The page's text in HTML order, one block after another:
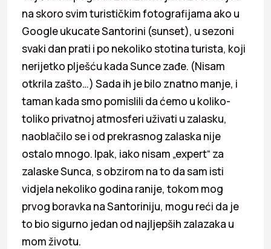
na skoro svim turističkim fotografijama ako u
Google ukucate Santorini (sunset), u sezoni
svaki dan prati i po nekoliko stotina turista, koji
nerijetko plješću kada Sunce zađe. (Nisam
otkrila zašto…) Sada ih je bilo znatno manje, i
taman kada smo pomislili da ćemo u koliko-
toliko privatnoj atmosferi uživati u zalasku,
naoblačilo se i od prekrasnog zalaska nije
ostalo mnogo. Ipak, iako nisam „expert“ za
zalaske Sunca, s obzirom na to da sam isti
vidjela nekoliko godina ranije, tokom mog
prvog boravka na Santoriniju, mogu reći da je
to bio sigurno jedan od najljepših zalazaka u
mom životu.